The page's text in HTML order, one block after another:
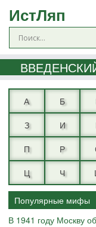
ИстЛяп
А Б
З
И
П
Р
Ц
Ч
Популярные мифы
В 1941 году Москву